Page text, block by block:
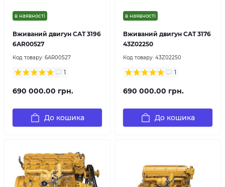
в наявності
Вживаний двигун CAT 3196
6AR00527
Код товару: 6AR00527
1
690 000.00 грн.
До кошика
в наявності
Вживаний двигун CAT 3176
43Z02250
Код товару: 43Z02250
1
690 000.00 грн.
До кошика